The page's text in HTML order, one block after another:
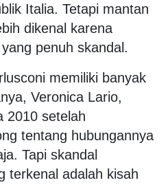
Italia. Tetapi mantan
dikenal karena
penuh skandal.
memiliki banyak
Veronica Lario,
2010 setelah
tentang hubungannya
Tapi skandal
terkenal adalah kisah